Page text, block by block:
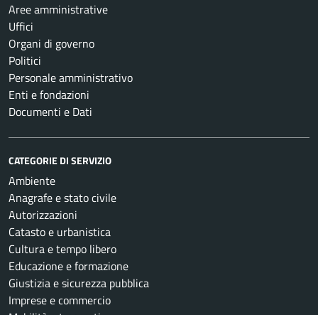
Aree amministrative
Uffici
Organi di governo
Politici
Personale amministrativo
Enti e fondazioni
Documenti e Dati
CATEGORIE DI SERVIZIO
Ambiente
Anagrafe e stato civile
Autorizzazioni
Catasto e urbanistica
Cultura e tempo libero
Educazione e formazione
Giustizia e sicurezza pubblica
Imprese e commercio